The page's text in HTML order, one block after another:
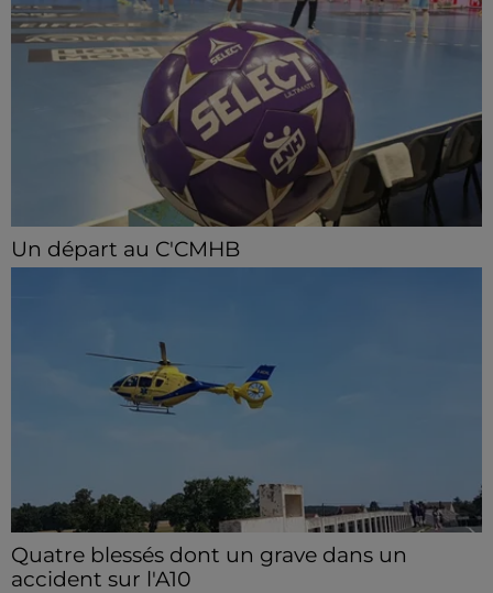
Un départ au C'CMHB
Le club chartrain a officialisé, vendredi 7 août, le
Quatre blessés dont un grave dans un
accident sur l'A10